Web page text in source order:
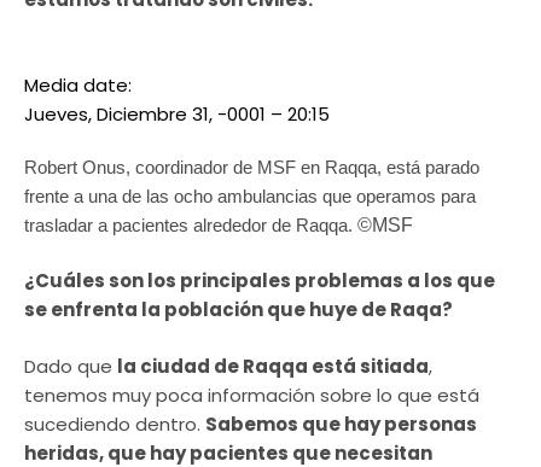
Media date:
Jueves, Diciembre 31, -0001 – 20:15
Robert Onus, coordinador de MSF en Raqqa, está parado
frente a una de las ocho ambulancias que operamos para
trasladar a pacientes alrededor de Raqqa. ©MSF
¿Cuáles son los principales problemas a los que
se enfrenta la población que huye de Raqa?
Dado que la ciudad de Raqqa está sitiada,
tenemos muy poca información sobre lo que está
sucediendo dentro. Sabemos que hay personas
heridas, que hay pacientes que necesitan